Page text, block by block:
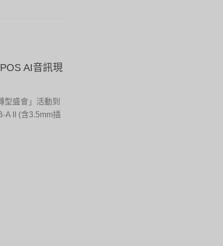
AI音訊現
型盛會」活動到
A II (含3.5mm插